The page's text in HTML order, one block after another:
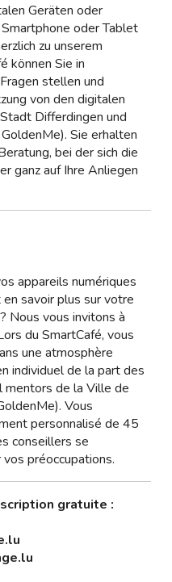
Geräten oder
oder Tablet
zu unserem
können Sie in
stellen und
von den digitalen
Differdingen und
Sie erhalten
bei der sich die
ganz auf Ihre Anliegen
appareils numériques
savoir plus sur votre
Nous vous invitons à
du SmartCafé, vous
une atmosphère
individuel de la part des
mentors de la Ville de
Vous
personnalisé de 45
conseillers se
préoccupations.
gratuite :